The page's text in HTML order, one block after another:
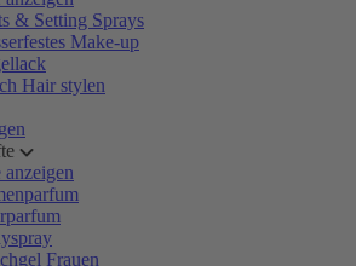
& Setting Sprays
Make-up
Hair stylen
Frauen